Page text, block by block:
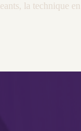
la technique